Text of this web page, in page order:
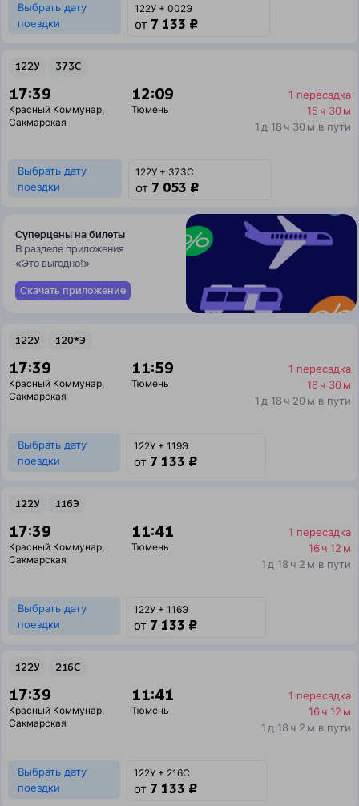
Выбрать дату
поездки
122У + 002Э
от 7 133 ₽
122У 373С
17:39
Красный Коммунар,
Сакмарская
12:09
Тюмень
1 пересадка
15 ч 30 м
1 д 18 ч 30 м в пути
Выбрать дату
поездки
122У + 373С
от 7 053 ₽
Суперцены на билеты
В разделе приложения
«Это выгодно!»
Скачать приложение
122У 120*Э
17:39
Красный Коммунар,
Сакмарская
11:59
Тюмень
1 пересадка
16 ч 30 м
1 д 18 ч 20 м в пути
Выбрать дату
поездки
122У + 119Э
от 7 133 ₽
122У 116Э
17:39
Красный Коммунар,
Сакмарская
11:41
Тюмень
1 пересадка
16 ч 12 м
1 д 18 ч 2 м в пути
Выбрать дату
поездки
122У + 116Э
от 7 133 ₽
122У 216С
17:39
Красный Коммунар,
Сакмарская
11:41
Тюмень
1 пересадка
16 ч 12 м
1 д 18 ч 2 м в пути
Выбрать дату
поездки
122У + 216С
от 7 133 ₽